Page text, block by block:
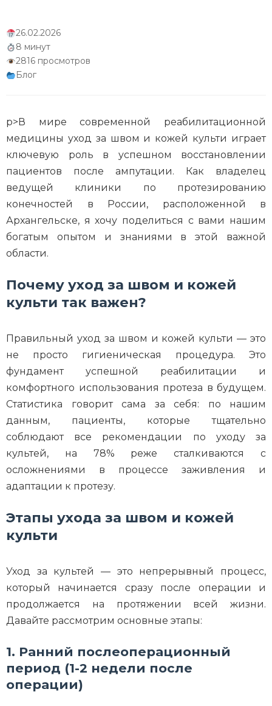
Мониторинг состояния культи
Роль семьи в уходе за культей
26.02.2026
8 минут
2816 просмотров
Блог
p>В мире современной реабилитационной
медицины уход за швом и кожей культи играет
ключевую роль в успешном восстановлении
пациентов после ампутации. Как владелец
ведущей клиники по протезированию
конечностей в России, расположенной в
Архангельске, я хочу поделиться с вами нашим
богатым опытом и знаниями в этой важной
области.
Почему уход за швом и кожей
культи так важен?
Правильный уход за швом и кожей культи — это
не просто гигиеническая процедура. Это
фундамент успешной реабилитации и
комфортного использования протеза в будущем.
Статистика говорит сама за себя: по нашим
данным, пациенты, которые тщательно
соблюдают все рекомендации по уходу за
культей, на 78% реже сталкиваются с
осложнениями в процессе заживления и
адаптации к протезу.
Этапы ухода за швом и кожей
культи
Уход за культей — это непрерывный процесс,
который начинается сразу после операции и
продолжается на протяжении всей жизни.
Давайте рассмотрим основные этапы:
1. Ранний послеоперационный
период (1-2 недели после
операции)